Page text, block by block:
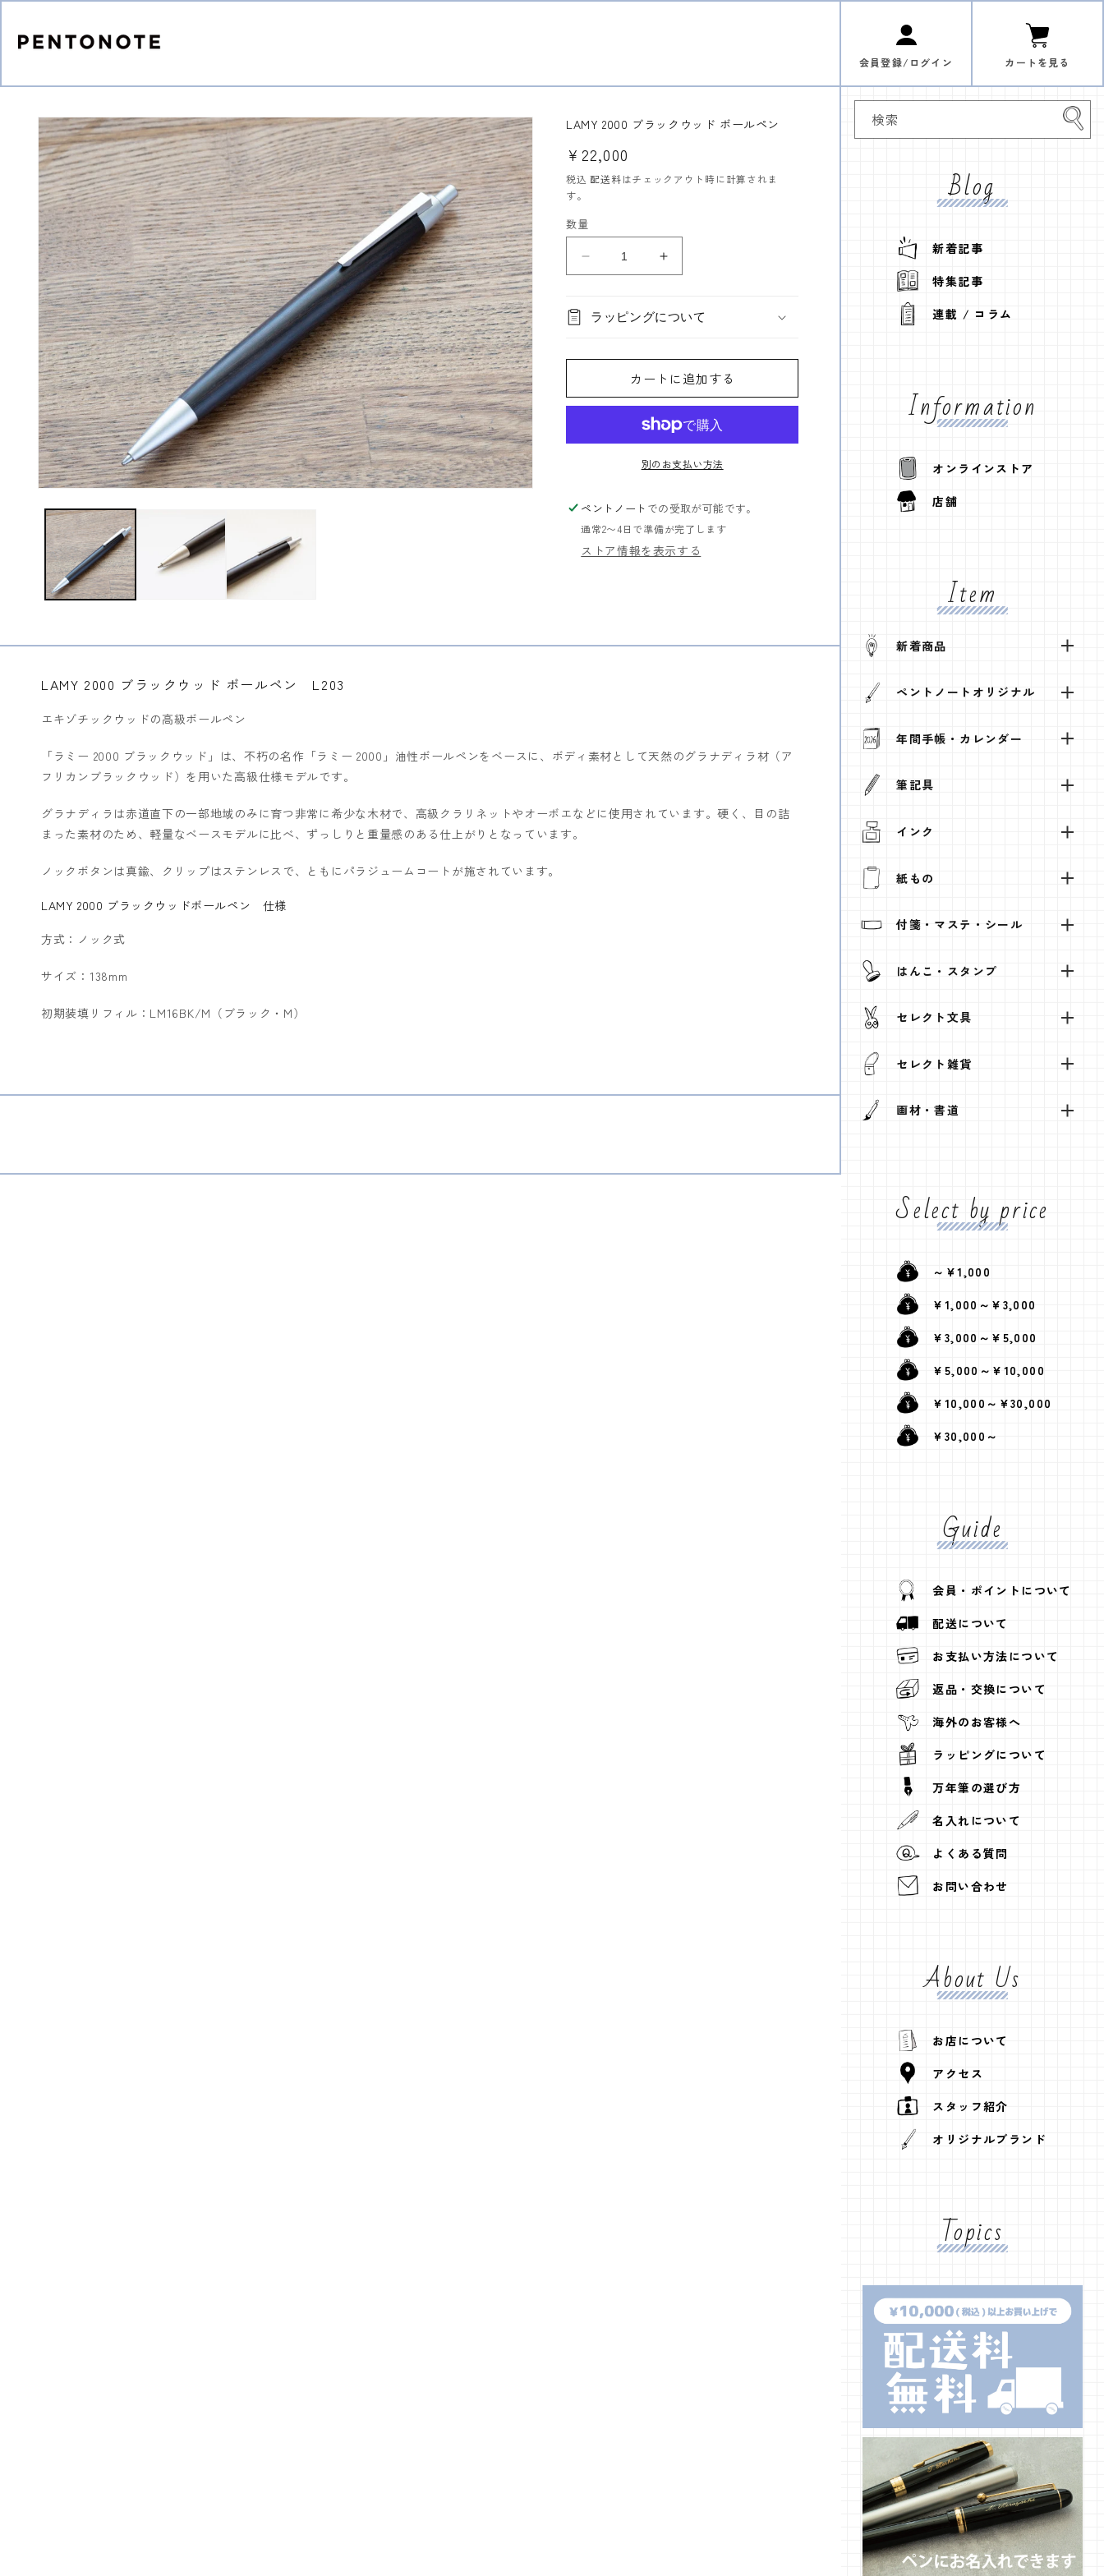
進む
グ
イ
会員登録/ログイン
カ
ー
ト
カートを見る
商品情
報にス
キップ
ー
ダ
で
デ
ィ
LAMY 2000 ブラックウッド ボールペン
通
常
価
格
¥22,000
税込配送料はチェックアウト時に計算されま
す。
数量
LAMY
2000
ラ
ク
ッ
ン
の
数
LAMY
2000
ラ
ク
ウ
ッ
ド
ボ
ー
ン
の
数
ラッピングについて
カートに追加する
別のお支払い方法
ペントノート での受取が可能です。
通常2〜4日で準備が完了します
ストア情報を表示する
LAMY 2000 ブラックウッド ボールペン L203
エキゾチックウッドの高級ボールペン
「ラミー 2000 ブラックウッド」は、不朽の名作「ラミー 2000」油性ボールペンをベースに、ボディ素材として天然のグラナディラ材（ア
フリカンブラックウッド）を用いた高級仕様モデルです。
グラナディラは赤道直下の一部地域のみに育つ非常に希少な木材で、高級クラリネットやオーボエなどに使用されています。硬く、目の詰
まった素材のため、軽量なベースモデルに比べ、ずっしりと重量感のある仕上がりとなっています。
ノックボタンは真鍮、クリップはステンレスで、ともにパラジュームコートが施されています。
LAMY 2000 ブラックウッドボールペン 仕様
方式：ノック式
サイズ：138mm
初期装填リフィル： LM16BK/M（ブラック・M）
検索
Blog
新着記事
特集記事
連載 / コラム
Information
オンラインストア
店舗
Item
新着商品
ペントノートオリジナル
年間手帳・カレンダー
筆記具
インク
紙もの
付箋・マステ・シール
はんこ・スタンプ
セレクト文具
セレクト雑貨
画材・書道
Select by price
～¥1,000
¥1,000～¥3,000
¥3,000～¥5,000
¥5,000～¥10,000
¥10,000～¥30,000
¥30,000～
Guide
会員・ポイントについて
配送について
お支払い方法について
返品・交換について
海外のお客様へ
ラッピングについて
万年筆の選び方
名入れについて
よくある質問
お問い合わせ
About Us
お店について
アクセス
スタッフ紹介
オリジナルブランド
Topics